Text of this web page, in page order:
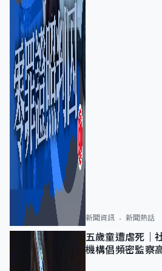
新聞資訊 新聞熱話
五歲童遭虐死｜
機構倡頻密監察